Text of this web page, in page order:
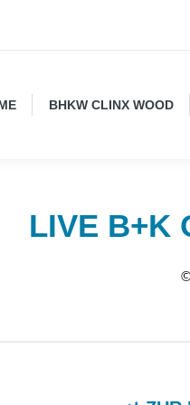
BHKW CLINX WOOD
LIVE B+K